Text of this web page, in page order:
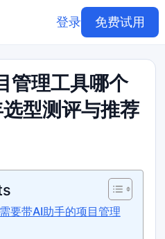
登录 免费试用
管理工具哪个
型测评与推荐
要带AI助手的项目管理